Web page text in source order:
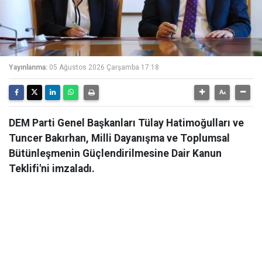
Yayınlanma: 05 Ağustos 2026 Çarşamba 17:18
DEM Parti Genel Başkanları Tülay Hatimoğulları ve
Tuncer Bakırhan, Milli Dayanışma ve Toplumsal
Bütünleşmenin Güçlendirilmesine Dair Kanun
Teklifi'ni imzaladı.